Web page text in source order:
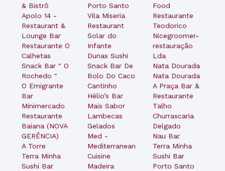
& Bistrô
Apolo 14 -
Restaurant &
Lounge Bar
Restaurante O
Calhetas
Snack Bar " O
Rochedo "
O Emigrante
Bar
Minimercado
Restaurante
Baiana (NOVA
GERÊNCIA)
A Torre
Terra Minha
Sushi Bar
Porto Santo
Vila Miseria
Restaurant
Solar do
Infante
Dunas Sushi
Snack Bar De
Bolo Do Caco
Cantinho
Hélio’s Bar
Mais Sabor
Lambecas
Gelados
Med -
Mediterranean
Cuisine
Madeira
Food
Restaurante
Teodorico
Nicegroomer-
restauração
Lda
Nata Dourada
Nata Dourada
A Praça Bar &
Restaurante
Talho
Churrascaria
Delgado
Nau Bar
Terra Minha
Sushi Bar
Porto Santo